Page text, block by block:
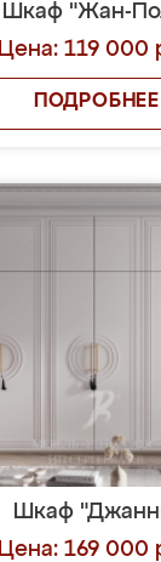
Шкаф "Жан-
Цена: 119 000
ПОДРОБНЕЕ
Шкаф
Цена: 169 000